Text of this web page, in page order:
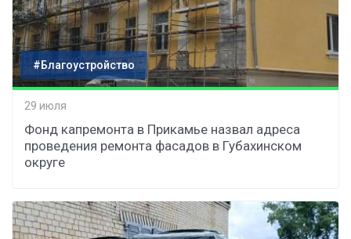
#Благоустройство
29 июля
Фонд капремонта в Прикамье назвал адреса
проведения ремонта фасадов в Губахинском
округе